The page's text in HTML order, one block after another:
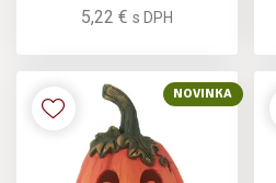
5,22 € s DPH
NOVINKA